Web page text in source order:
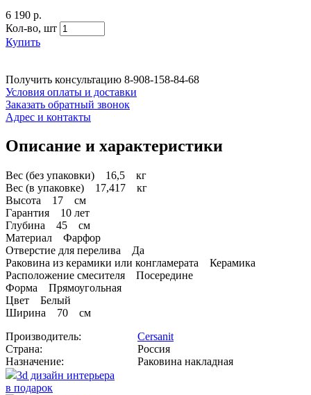
6 190 р.
Кол-во, шт
Купить
Получить консультацию 8-908-158-84-68
Условия оплаты и доставки
Заказать обратный звонок
Адрес и контакты
Описание и характеристики
Вес (без упаковки) 16,5 кг
Вес (в упаковке) 17,417 кг
Высота 17 см
Гарантия 10 лет
Глубина 45 см
Материал Фарфор
Отверстие для перелива Да
Раковина из керамики или конгламерата Керамика
Расположение смесителя Посередине
Форма Прямоугольная
Цвет Белый
Ширина 70 см
Производитель:
Cersanit
Страна:
Россия
Назначение:
Раковина накладная
3d дизайн интерьера
в подарок